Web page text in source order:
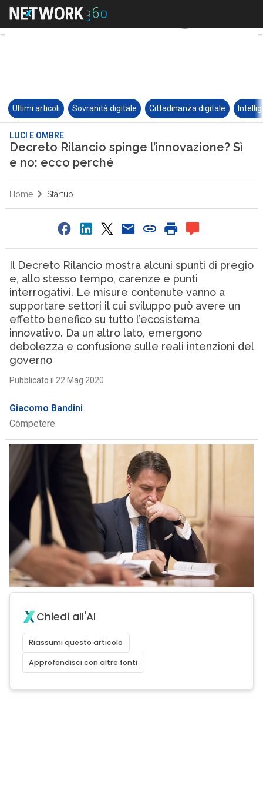
Ultimi articoli Sovranità digitale Cittadinanza digitale
LUCI E OMBRE
Decreto Rilancio spinge l’innovazione? Sì
e no: ecco perché
Home Startup
Il Decreto Rilancio mostra alcuni spunti di pregio
e, allo stesso tempo, carenze e punti
interrogativi. Le misure contenute vanno a
supportare settori il cui sviluppo può avere un
effetto benefico su tutto l’ecosistema
innovativo. Da un altro lato, emergono
debolezza e confusione sulle reali intenzioni del
governo
Pubblicato il 22 Mag 2020
Giacomo Bandini
Competere
Chiedi all'AI
Riassumi questo articolo
Approfondisci con altre fonti